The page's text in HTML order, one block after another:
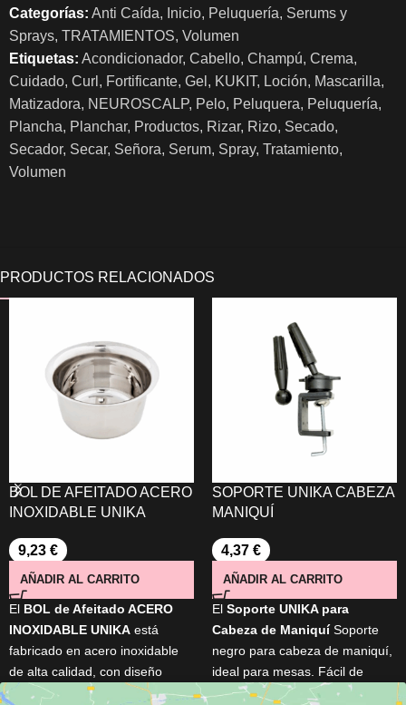
Categorías: Anti Caída, Inicio, Peluquería, Serums y
Sprays, TRATAMIENTOS, Volumen
Etiquetas: Acondicionador, Cabello, Champú, Crema,
Cuidado, Curl , Fortificante, Gel , KUKIT, Loción, Mascarilla,
Matizadora, NEUROSCALP, Pelo, Peluquera, Peluquería,
Plancha, Planchar, Productos, Rizar, Rizo, Secado,
Secador, Secar, Señora, Serum, Spray, Tratamiento,
Volumen
BOL DE AFEITADO ACERO
INOXIDABLE UNIKA
9,23 €
AÑADIR AL CARRITO
El BOL de Afeitado ACERO
INOXIDABLE UNIKA está
fabricado en acero inoxidable
de alta calidad, con diseño
ergonómico y tamaño ideal
SOPORTE UNIKA CABEZA
MANIQUÍ
4,37 €
AÑADIR AL CARRITO
El Soporte UNIKA para
Cabeza de ManiquíSoporte
negro para cabeza de maniquí,
ideal para mesas. Fácil de
montar y con regulador de